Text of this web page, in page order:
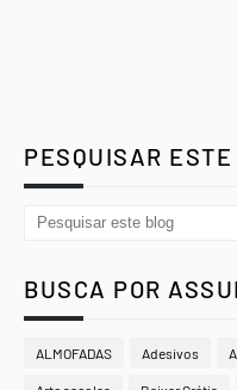
PESQUISAR ESTE
BUSCA POR
ALMOFADAS Adesivos